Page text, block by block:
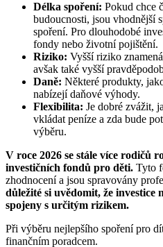
Délka spoření: Pokud chce
budoucnosti, jsou vhodnější
spoření. Pro dlouhodobé
fondy nebo životní pojištění.
Riziko: Vyšší riziko
avšak také vyšší
Daně: Některé produkty,
nabízejí daňové výhody.
Flexibilita: Je dobré zvážit,
vkládat peníze a zda bude
výběru.
V roce 2026 se stále více rodičů
investičních fondů pro děti. Tyto
zhodnocení a jsou spravovány
důležité si uvědomit, že
spojeny s určitým rizikem.
Při výběru nejlepšího spoření pro
finančním poradcem.